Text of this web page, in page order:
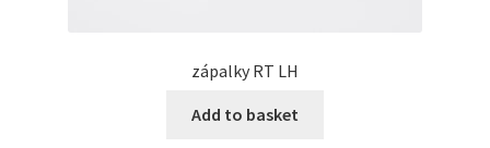
zápalky RT LH
Add to basket